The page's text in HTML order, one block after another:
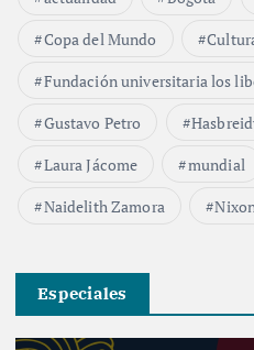
Copa del Mundo
Fundación universitaria los
Gustavo Petro
Laura Jácome
mundial
Naidelith Zamora
Especiales